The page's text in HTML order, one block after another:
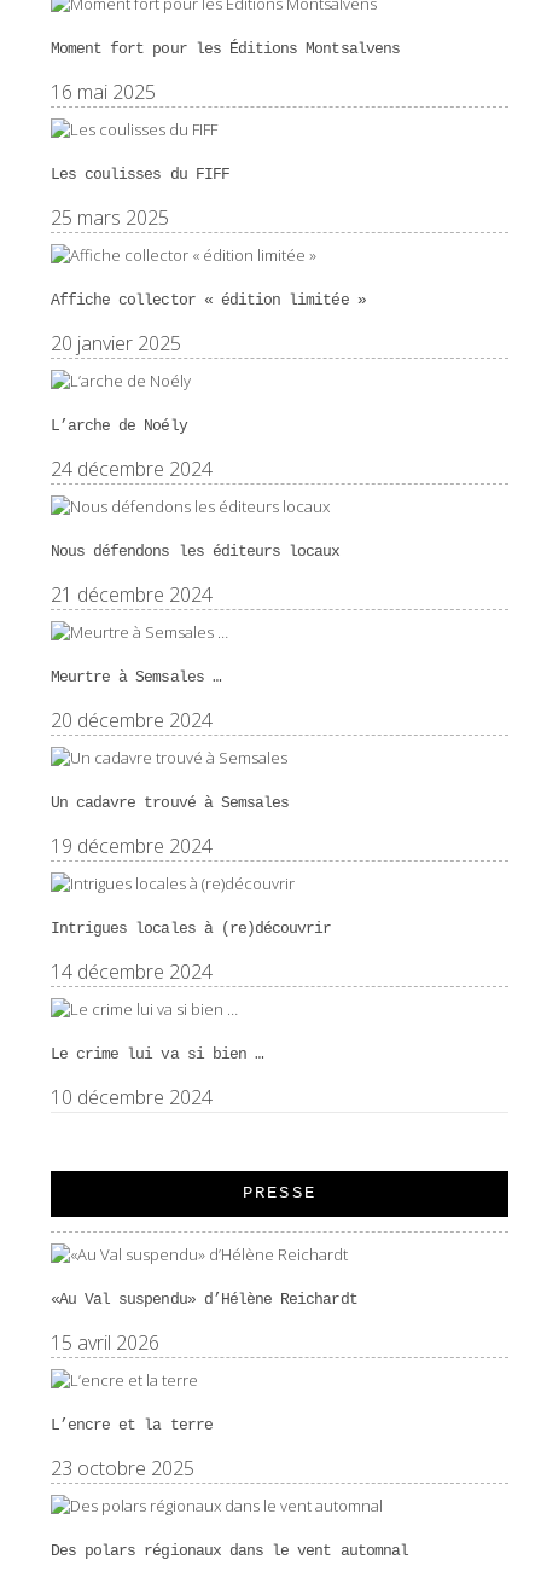
Moment fort pour les Éditions Montsalvens
16 mai 2025
Les coulisses du FIFF
25 mars 2025
Affiche collector « édition limitée »
20 janvier 2025
L’arche de Noély
24 décembre 2024
Nous défendons les éditeurs locaux
21 décembre 2024
Meurtre à Semsales …
20 décembre 2024
Un cadavre trouvé à Semsales
19 décembre 2024
Intrigues locales à (re)découvrir
14 décembre 2024
Le crime lui va si bien …
10 décembre 2024
PRESSE
«Au Val suspendu» d’Hélène Reichardt
15 avril 2026
L’encre et la terre
23 octobre 2025
Des polars régionaux dans le vent automnal